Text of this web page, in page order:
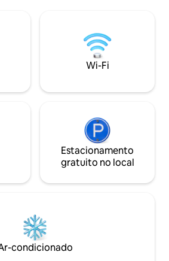
passeio de rio
nível (aberto de
desejar, você
de um pouco
de
Wi-Fi
Estacionamento
gratuito no local
condicionado